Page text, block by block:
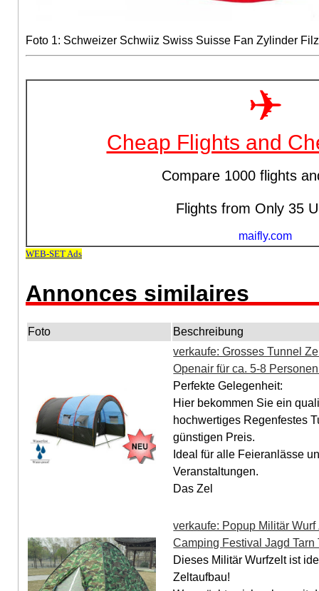
Foto 1: Schweizer Schwiiz Swiss Suisse Fan Zylinder
Annonces similaires
Foto
Beschreibung
verkaufe: Grosses Tunnel
Openair für ca. 5-8
Perfekte Gelegenheit:
Hier bekommen Sie ein
hochwertiges Regenfestes
günstigen Preis.
Ideal für alle Feieranlässe
Veranstaltungen.
Das Zel
verkaufe: Popup Militär
Camping Festival Jagd Tarn
Dieses Militär Wurfzelt ist
Zeltaufbau!